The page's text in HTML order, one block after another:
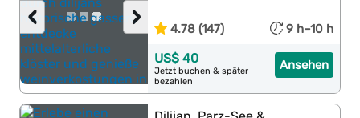
›
‹ 4.78 (147) 9 h–10 h
Ansehen
US$ 40
Jetzt buchen & später
bezahlen